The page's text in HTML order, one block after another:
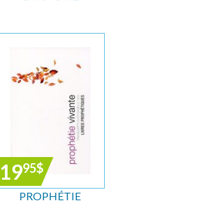
1995$
PROPHÉTIE